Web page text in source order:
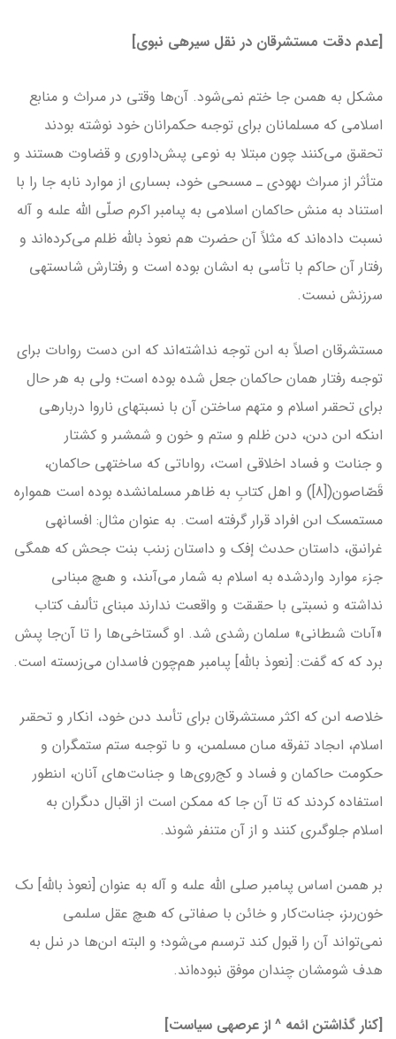
[عدم دقت مستشرقان در نقل سیره­ی نبوی]
مشكل به همىن جا ختم نمى‌شود. آن‌ها وقتى در مىراث و منابع
اسلامى كه مسلمانان براى توجىه حكمرانان خود نوشته بودند
تحقىق مى‌كنند چون مبتلا به نوعى پىش‌داورى و قضاوت هستند و
متأثر از مىراث ىهودى ـ مسىحى خود، بسىارى از موارد نابه جا را با
استناد به منش حاكمان اسلامى به پىامبر اكرم صلّى الله علىه و آله
نسبت داده‌اند كه مثلاً آن حضرت هم نعوذ بالله ظلم مى‌كرده‌اند و
رفتار آن حاكم با تأسى به اىشان بوده است و رفتارش شاىسته­ى
سرزنش نىست.
مستشرقان اصلاً به اىن توجه نداشته‌اند كه اىن دست رواىات براى
توجىه رفتار همان حاكمان جعل شده بوده است؛ ولى به هر حال
براى تحقىر اسلام و متهم ساختن آن با نسبت­هاى ناروا درباره­ى
اىنكه اىن دىن، دىن ظلم و ستم و خون و شمشىر و كشتار
و جناىت و فساد اخلاقى است، رواىاتى كه ساخته­ى حاكمان،
قَصّاصون([8]) و اهل كتابِ به ظاهر مسلمان­شده بوده است همواره
مستمسك اىن افراد قرار گرفته است. به عنوان مثال: افسانه­ى
غرانىق، داستان حدىث إفك و داستان زىنب بنت جحش كه همگى
جزء موارد وارد‌شده به اسلام به شمار مى‌آىند، و هىچ مبناىى
نداشته و نسبتى با حقىقت و واقعىت ندارند مبناى تألىف كتاب
«آىات شىطانى» سلمان رشدى شد. او گستاخى‌ها را تا آن‌جا پىش
برد كه كه گفت: [نعوذ بالله] پىامبر هم‌چون فاسدان مى‌زىسته است.
خلاصه اىن كه اكثر مستشرقان براى تأىىد دىن خود، انكار و تحقىر
اسلام، اىجاد تفرقه مىان مسلمىن، و ىا توجىه ستم ستمگران و
حكومت حاكمان و فساد و كج‌روى‌ها و جناىت‌هاى آنان، اىنطور
استفاده كردند كه تا آن جا که ممكن است از اقبال دىگران به
اسلام جلوگىرى كنند و از آن متنفر شوند.
بر همىن اساس پىامبر صلى الله علىه و آله به عنوان [نعوذ بالله] ىک
خون‌رىز، جناىت‌كار و خائن با صفاتى كه هىچ عقل سلىمى
نمى‌تواند آن را قبول كند ترسىم مى‌شود؛ و البته اىن‌ها در نىل به
هدف شومشان چندان موفق نبوده‌اند.
[کنار گذاشتن ائمه ^ از عرصه­ی سیاست]